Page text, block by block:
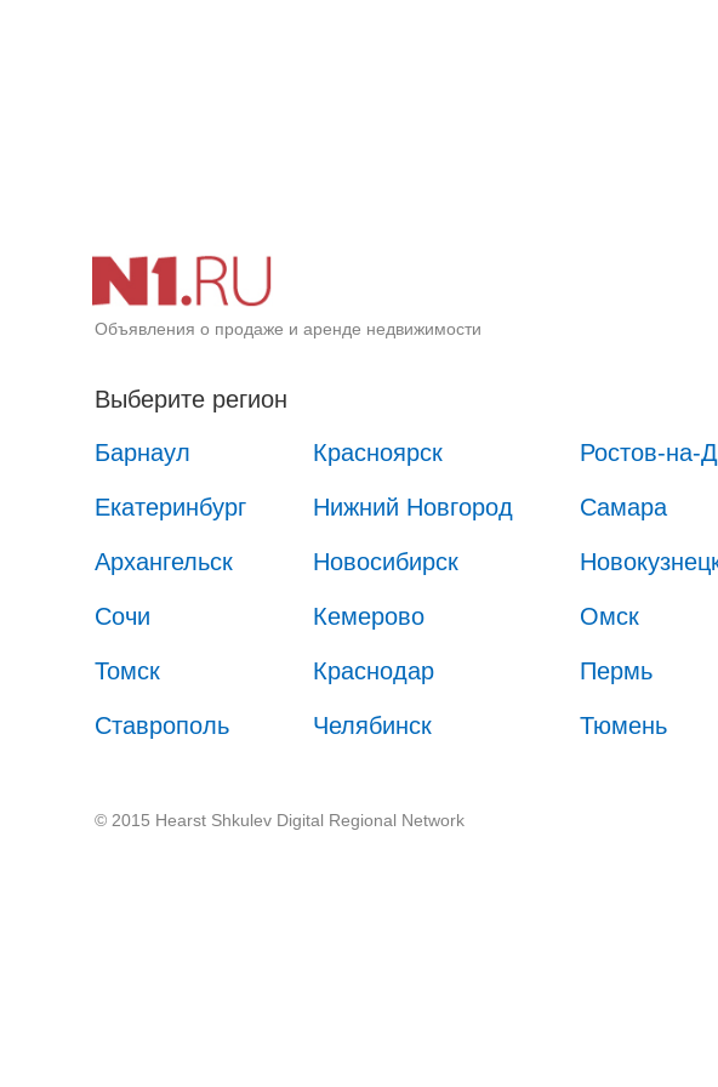
Объявления о продаже и аренде недвижимости
Выберите регион
Барнаул
Красноярск Ростов-на-
Екатеринбург Нижний Новгород Самара
Архангельск Новосибирск
Сочи Кемерово Омск
Томск Краснодар Пермь
Ставрополь Челябинск Тюмень
© 2015 Hearst Shkulev Digital Regional Network